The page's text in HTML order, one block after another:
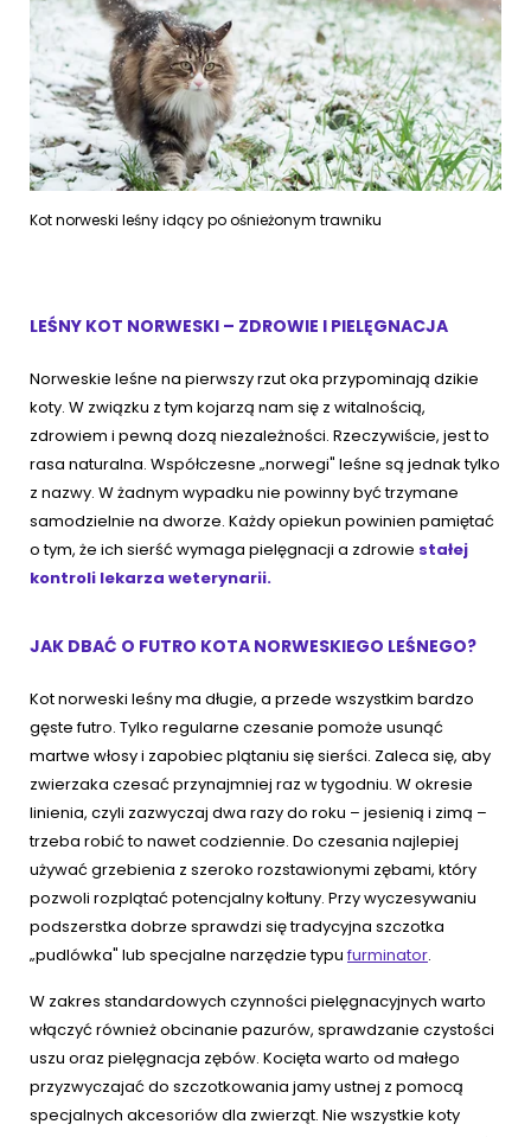
Kot norweski leśny idący po ośnieżonym trawniku
LEŚNY KOT NORWESKI – ZDROWIE I PIELĘGNACJA
Norweskie leśne na pierwszy rzut oka przypominają dzikie
koty. W związku z tym kojarzą nam się z witalnością,
zdrowiem i pewną dozą niezależności. Rzeczywiście, jest to
rasa naturalna. Współczesne „norwegi" leśne są jednak tylko
z nazwy. W żadnym wypadku nie powinny być trzymane
samodzielnie na dworze. Każdy opiekun powinien pamiętać
o tym, że ich sierść wymaga pielęgnacji a zdrowie stałej
kontroli lekarza weterynarii.
JAK DBAĆ O FUTRO KOTA NORWESKIEGO LEŚNEGO?
Kot norweski leśny ma długie, a przede wszystkim bardzo
gęste futro. Tylko regularne czesanie pomoże usunąć
martwe włosy i zapobiec plątaniu się sierści. Zaleca się, aby
zwierzaka czesać przynajmniej raz w tygodniu. W okresie
linienia, czyli zazwyczaj dwa razy do roku – jesienią i zimą –
trzeba robić to nawet codziennie. Do czesania najlepiej
używać grzebienia z szeroko rozstawionymi zębami, który
pozwoli rozplątać potencjalny kołtuny. Przy wyczesywaniu
podszerstka dobrze sprawdzi się tradycyjna szczotka
„pudlówka" lub specjalne narzędzie typufurminator.
W zakres standardowych czynności pielęgnacyjnych warto
włączyć również obcinanie pazurów, sprawdzanie czystości
uszu oraz pielęgnacja zębów. Kocięta warto od małego
przyzwyczajać do szczotkowania jamy ustnej z pomocą
specjalnych akcesoriów dla zwierząt. Nie wszystkie koty